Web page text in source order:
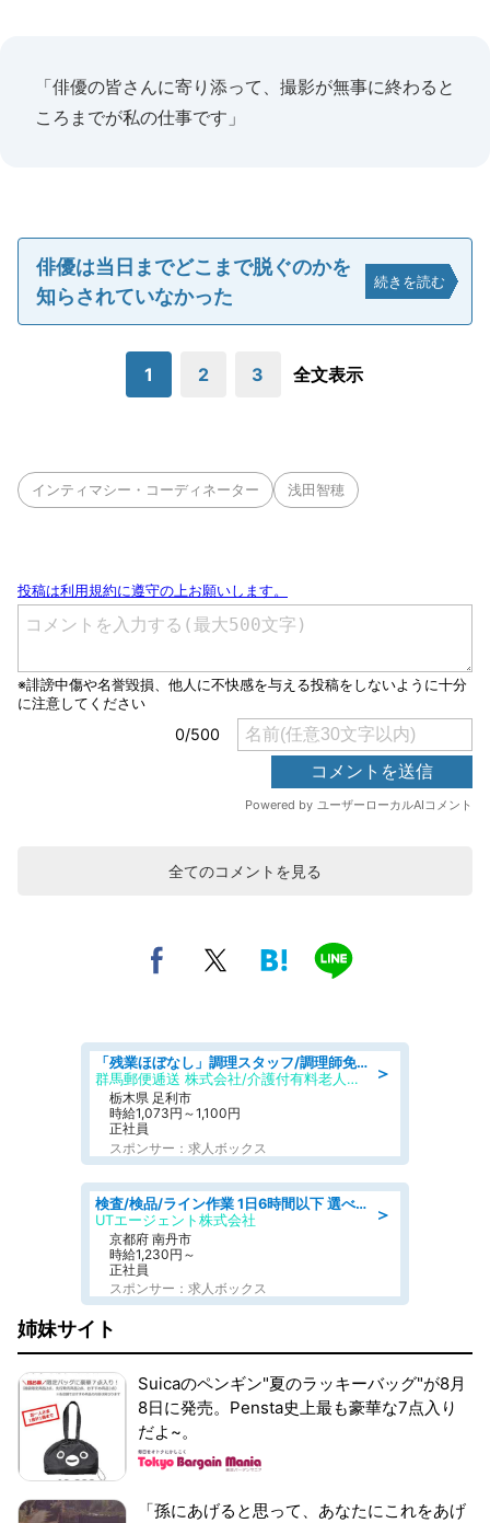
「俳優の皆さんに寄り添って、撮影が無事に終わると
ころまでが私の仕事です」
俳優は当日までどこまで脱ぐのかを
知らされていなかった
続きを読む
1 2 3 全文表示
インティマシー・コーディネーター 浅田智穂
全てのコメントを見る
＞
「残業ほぼなし」調理スタッフ/調理師免許必須/正職員/日勤のみ/介護付き有料老人ホーム/社会保障完備
群馬郵便逓送 株式会社/介護付有料老人ホーム ふる里
栃木県 足利市
時給1,073円～1,100円
正社員
スポンサー：求人ボックス
＞
検査/検品/ライン作業 1日6時間以下 選べる勤務時間 土日祝休 明るい髪色OK
UTエージェント株式会社
京都府 南丹市
時給1,230円～
正社員
スポンサー：求人ボックス
姉妹サイト
Suicaのペンギン"夏のラッキーバッグ"が8月
8日に発売。Pensta史上最も豪華な7点入り
だよ~。
「孫にあげると思って、あなたにこれをあげ